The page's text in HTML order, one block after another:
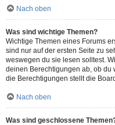
Nach oben
Was sind wichtige Themen?
Wichtige Themen eines Forums
sind nur auf der ersten Seite zu
weswegen du sie lesen solltest.
deinen Berechtigungen ab, ob du
die Berechtigungen stellt die
Nach oben
Was sind geschlossene